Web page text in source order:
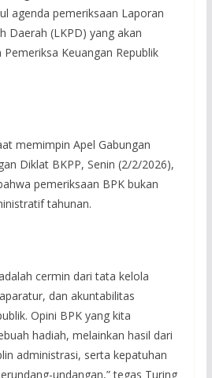
agenda pemeriksaan Laporan
Daerah (LKPD) yang akan
Keuangan Republik
memimpin Apel Gabungan
Diklat BKPP, Senin (2/2/2026),
pemeriksaan BPK bukan
tahunan.
cermin dari tata kelola
dan akuntabilitas
Opini BPK yang kita
hadiah, melainkan hasil dari
administrasi, serta kepatuhan
undangan,” tegas Turing